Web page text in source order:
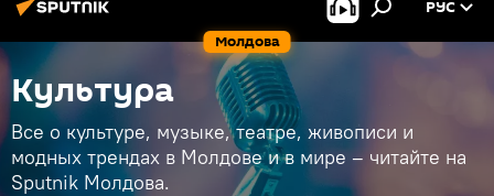
Молдова
РУС
Культура
Все о культуре, музыке, театре, живописи и
модных трендах в Молдове и в мире – читайте на
Sputnik Молдова.